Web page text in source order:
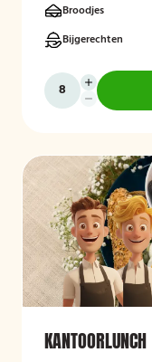
Broodjes
Bijgerechten
KANTOORLUNCH